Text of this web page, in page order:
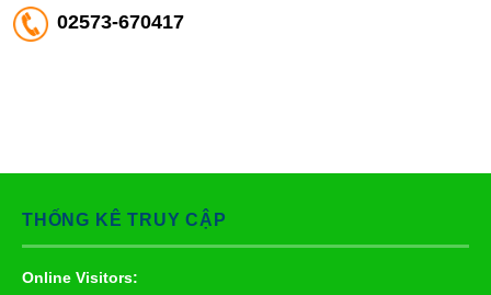
02573-670417
THỐNG KÊ TRUY CẬP
Online Visitors: